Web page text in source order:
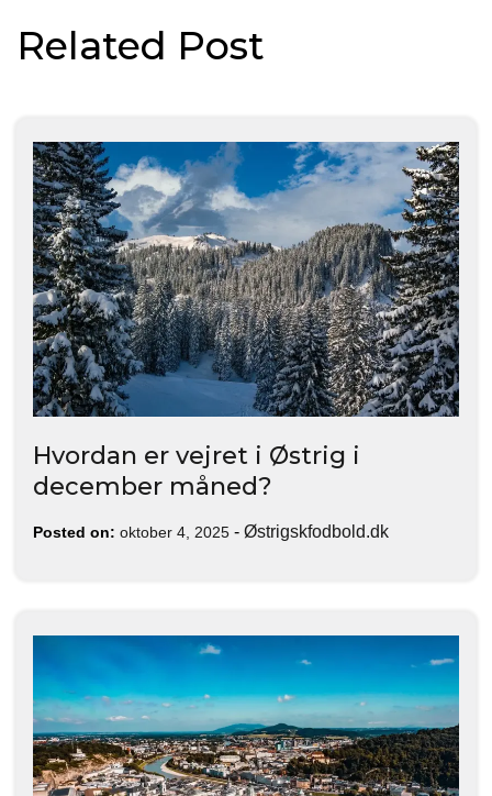
Related Post
Hvordan er vejret i Østrig i
december måned?
Posted on: oktober 4, 2025 - Østrigskfodbold.dk